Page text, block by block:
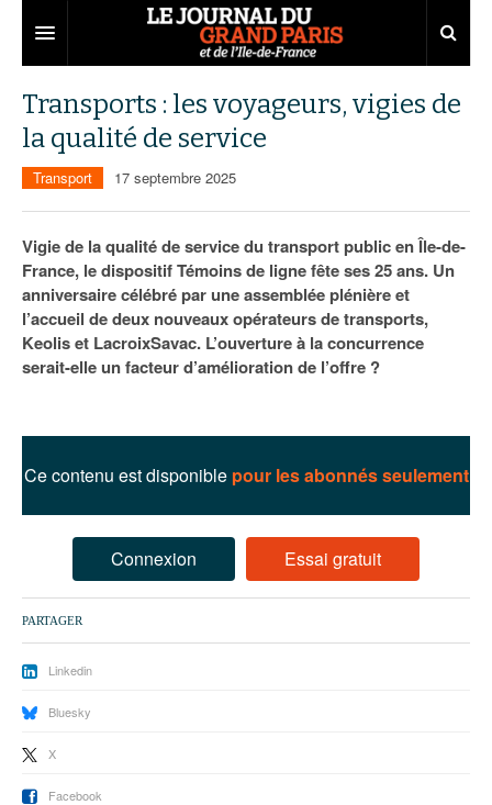
Territoires
Aménagement
Institutions
Services urbains
Entreprises
Emploi
Attractivité
Innovation
75
77
78
94
95
Carnet
Nominations
Portraits
Les Assises du Grand Paris
Éditions précédentes
Le podcast
Transports : les voyageurs, vigies de
la qualité de service
Transport 17 septembre 2025
Vigie de la qualité de service du transport public en Île-de-
France, le dispositif Témoins de ligne fête ses 25 ans. Un
anniversaire célébré par une assemblée plénière et
l’accueil de deux nouveaux opérateurs de transports,
Keolis et LacroixSavac. L’ouverture à la concurrence
serait-elle un facteur d’amélioration de l’offre ?
Ce contenu est disponible pour les abonnés seulement
Connexion Essai gratuit
PARTAGER
Linkedin
Bluesky
X
Facebook